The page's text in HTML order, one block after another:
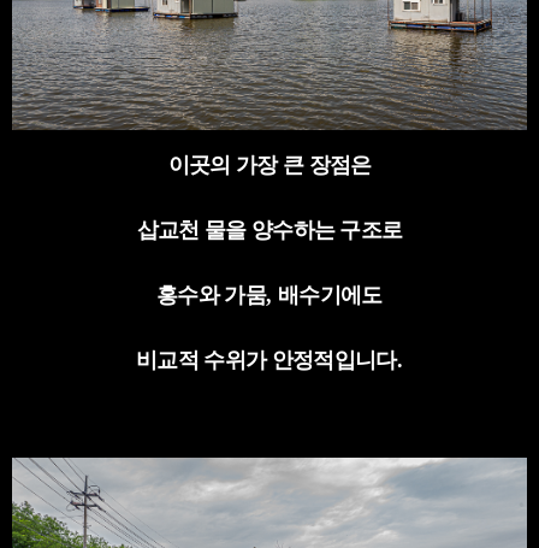
이곳의 가장 큰 장점은
삽교천 물을 양수하는 구조로
홍수와 가뭄, 배수기에도
비교적 수위가 안정적입니다.